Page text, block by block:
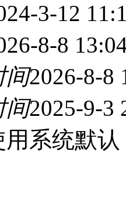
3-12
8-8
间2026-8-8
间2025-9-3
用系统默认